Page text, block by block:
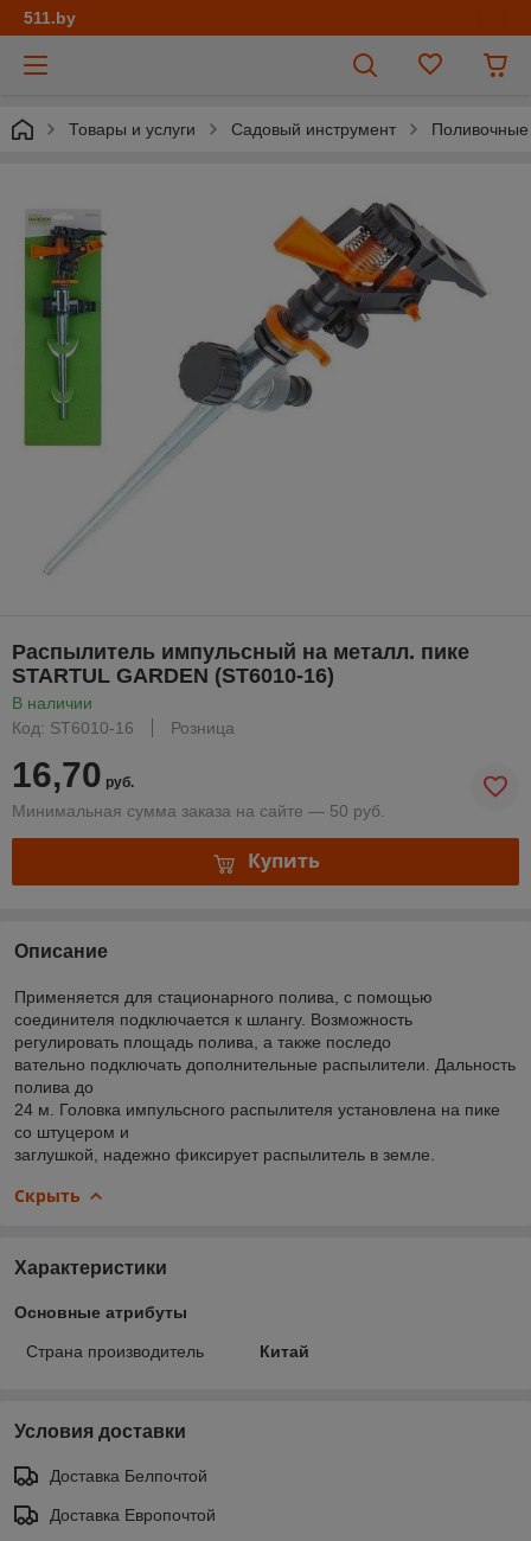
511.by
Товары и услуги Садовый инструмент
Распылитель импульсный на металл. пике
STARTUL GARDEN (ST6010-16)
В наличии
Код: ST6010-16
Розница
16,70 руб.
Минимальная сумма заказа на сайте — 50 руб.
Купить
Описание
Применяется для стационарного полива, с помощью
соединителя подключается к шлангу. Возможность
регулировать площадь полива, а также последо
вательно подключать дополнительные распылители. Дальность
полива до
24 м. Головка импульсного распылителя установлена на пике
со штуцером и
заглушкой, надежно фиксирует распылитель в земле.
Скрыть
Характеристики
Основные атрибуты
Страна производитель Китай
Условия доставки
Доставка Белпочтой
Доставка Европочтой